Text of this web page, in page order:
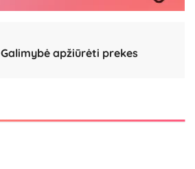
Galimybė apžiūrėti prekes